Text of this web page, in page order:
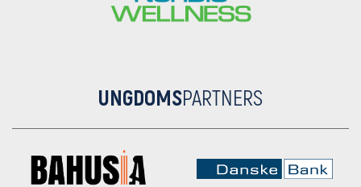
UNGDOMSPARTNERS